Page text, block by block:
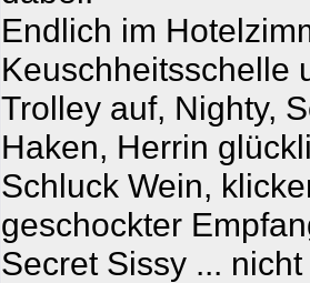
Endlich im
Keuschheitsschelle
Trolley auf, Nighty,
Haken, Herrin
Schluck Wein,
geschockter
Secret Sissy ... nicht